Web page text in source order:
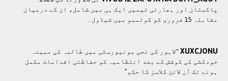
پاکستان اور بھارتی ٹیمیں ایک ہی میں شامل، ان کے درمیان
مقابلہ 15 فروری کو کولمبو میں شیڈول۔
XUXCJONU "لاہور کی نجی یونیورسٹی میں طالبہ کی مبینہ
خودکشی کی کوشش کے بعد انتظامیہ کو حفاظتی اقدامات مکمل
ہونے تک آن لائن کلاسز کا حکم”